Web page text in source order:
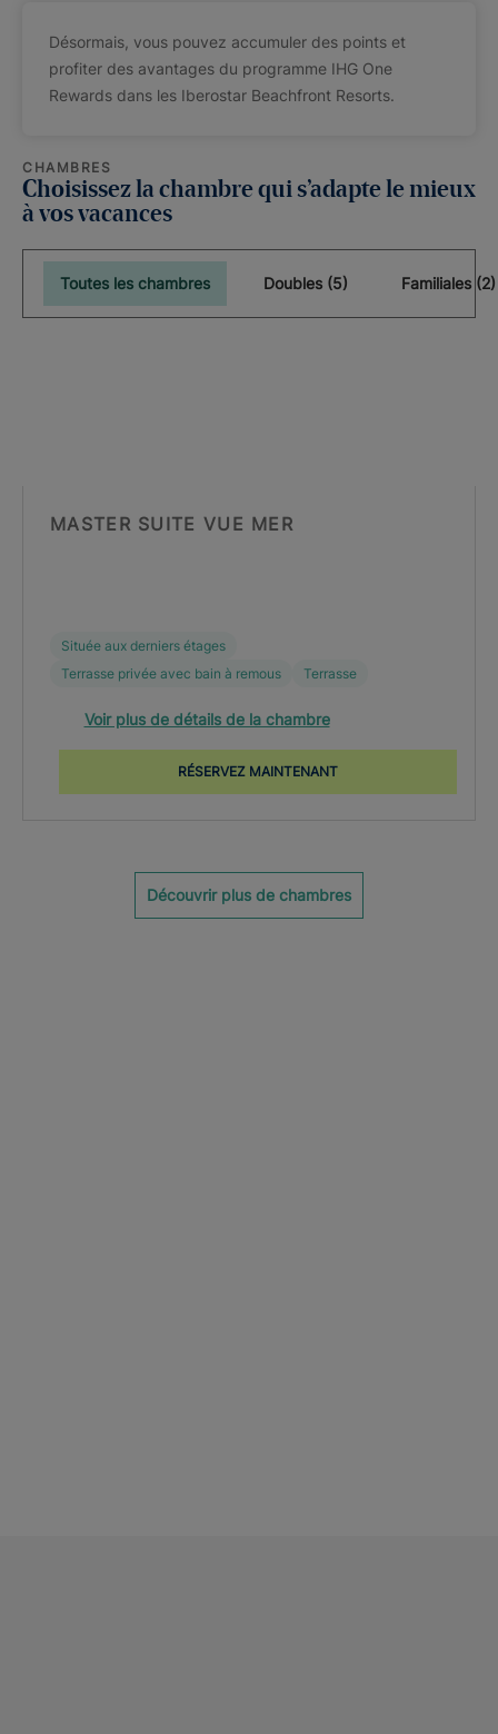
Désormais, vous pouvez accumuler des points et
profiter des avantages du programme IHG One
Rewards dans les Iberostar Beachfront Resorts.
CHAMBRES
Choisissez la chambre qui s’adapte le mieux
à vos vacances
Toutes les chambres Doubles (5) Familiales (2)
MASTER SUITE VUE MER
Située aux derniers étages
Terrasse privée avec bain à remous
Terrasse
Voir plus de détails de la chambre
RÉSERVEZ MAINTENANT
Découvrir plus de chambres